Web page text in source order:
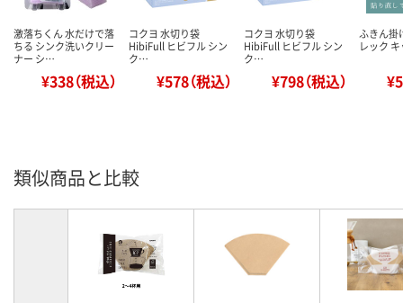
激落ちくん 水だけで落
ちる シンク洗いクリー
ナー シ…
¥338（税込）
コクヨ 水切り袋
HibiFull ヒビフル シン
ク…
¥578（税込）
コクヨ 水切り袋
HibiFull ヒビフル シン
ク…
¥798（税込）
ふきん掛
レック
類似商品と比較